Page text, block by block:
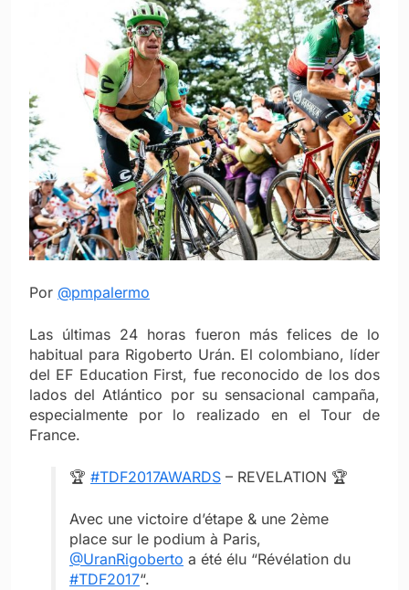
Por @pmpalermo
Las últimas 24 horas fueron más felices de lo
habitual para Rigoberto Urán. El colombiano, líder
del EF Education First, fue reconocido de los dos
lados del Atlántico por su sensacional campaña,
especialmente por lo realizado en el Tour de
France.
🏆 #TDF2017AWARDS – REVELATION 🏆
Avec une victoire d’étape & une 2ème
place sur le podium à Paris,
@UranRigoberto a été élu “Révélation du
#TDF2017“.